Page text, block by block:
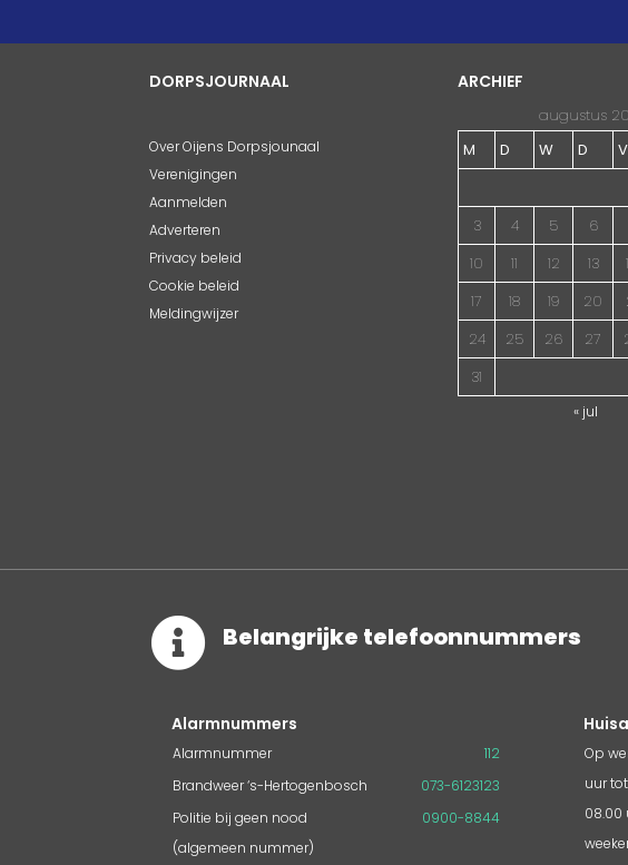
DORPSJOURNAAL
Over Oijens Dorpsjounaal
Verenigingen
Aanmelden
Adverteren
Privacy beleid
Cookie beleid
Meldingwijzer
ARCHIEF
augustus
M
D W D V
3
4 5 6
10
11 12 13
17
18 19 20
24
25 26 27
31
« jul
 Belangrijke telefoonnummers
Alarmnummers
Alarmnummer
112
Brandweer ‘s-Hertogenbosch
073-6123123
Politie bij geen nood
(algemeen nummer)
0900-8844
Op
uur
08.00